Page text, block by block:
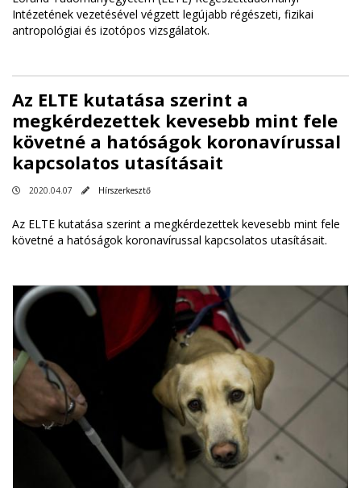
Intézetének vezetésével végzett legújabb régészeti, fizikai
antropológiai és izotópos vizsgálatok.
Az ELTE kutatása szerint a
megkérdezettek kevesebb mint fele
követné a hatóságok koronavírussal
kapcsolatos utasításait
2020.04.07 Hírszerkesztő
Az ELTE kutatása szerint a megkérdezettek kevesebb mint fele
követné a hatóságok koronavírussal kapcsolatos utasításait.